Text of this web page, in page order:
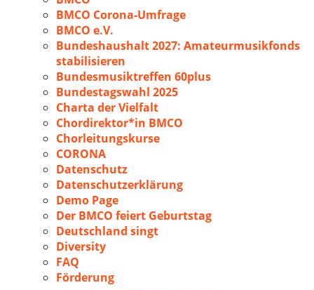
BMCO Corona-Umfrage
BMCO e.V.
Bundeshaushalt 2027: Amateurmusikfonds
stabilisieren
Bundesmusiktreffen 60plus
Bundestagswahl 2025
Charta der Vielfalt
Chordirektor*in BMCO
Chorleitungskurse
CORONA
Datenschutz
Datenschutzerklärung
Demo Page
Der BMCO feiert Geburtstag
Deutschland singt
Diversity
FAQ
Förderung